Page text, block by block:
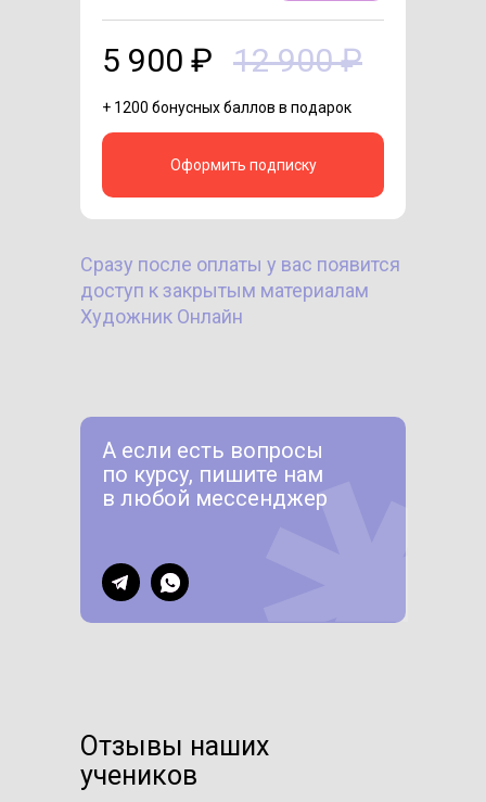
+ 1200 бонусных баллов в подарок
12 900 ₽
5 900 ₽
Оформить подписку
Сразу после оплаты у вас появится
доступ к закрытым материалам
Художник Онлайн
А если есть вопросы
по курсу, пишите нам
в любой мессенджер
Отзывы наших
учеников